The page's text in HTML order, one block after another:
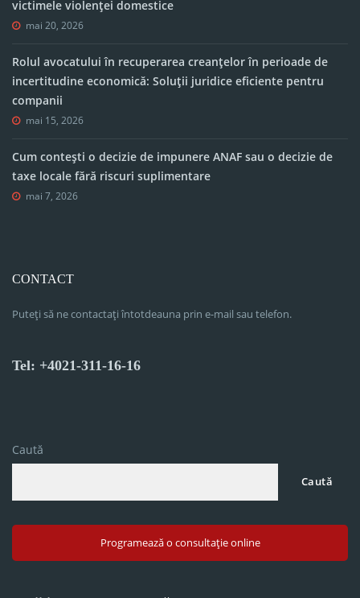
victimele violenței domestice
mai 20, 2026
Rolul avocatului în recuperarea creanțelor în perioade de
incertitudine economică: Soluții juridice eficiente pentru
companii
mai 15, 2026
Cum contești o decizie de impunere ANAF sau o decizie de
taxe locale fără riscuri suplimentare
mai 7, 2026
CONTACT
Puteți să ne contactați întotdeauna prin e-mail sau telefon.
Tel: +4021-311-16-16
Caută
Caută
Programează o consultație online